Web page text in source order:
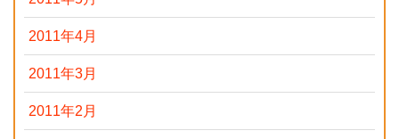
2011年4月
2011年3月
2011年2月